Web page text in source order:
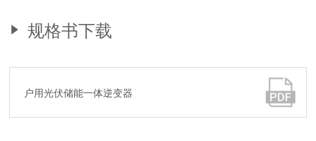
规格书下载
户用光伏储能一体逆变器